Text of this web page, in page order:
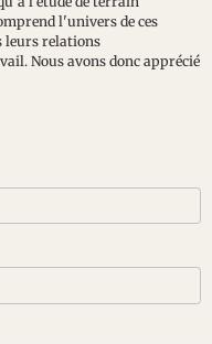
l'univers de ces
leurs relations
Nous avons donc apprécié